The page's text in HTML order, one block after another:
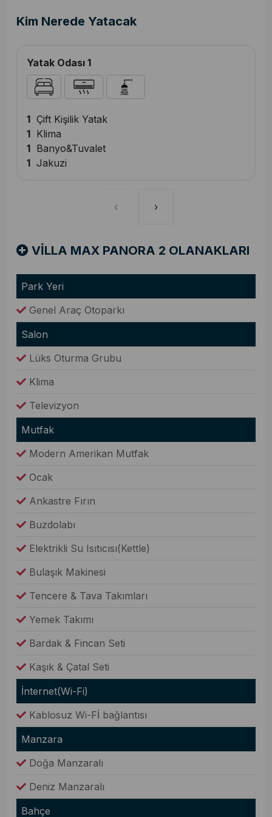
Kim Nerede Yatacak
Yatak Odası 1
1 Çift Kişilik Yatak
1 Klima
1 Banyo&Tuvalet
1 Jakuzi
‹ ›
VİLLA MAX PANORA 2 OLANAKLARI
Park Yeri
Genel Araç Otoparkı
Salon
Lüks Oturma Grubu
Klima
Televizyon
Mutfak
Modern Amerikan Mutfak
Ocak
Ankastre Fırın
Buzdolabı
Elektrikli Su Isıtıcısı(Kettle)
Bulaşık Makinesi
Tencere & Tava Takımları
Yemek Takımı
Bardak & Fincan Seti
Kaşık & Çatal Seti
İnternet(Wi-Fi)
Kablosuz Wi-Fİ bağlantısı
Manzara
Doğa Manzaralı
Deniz Manzaralı
Bahçe